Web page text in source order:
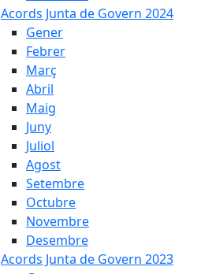
Acords Junta de Govern 2024
Gener
Febrer
Març
Abril
Maig
Juny
Juliol
Agost
Setembre
Octubre
Novembre
Desembre
Acords Junta de Govern 2023